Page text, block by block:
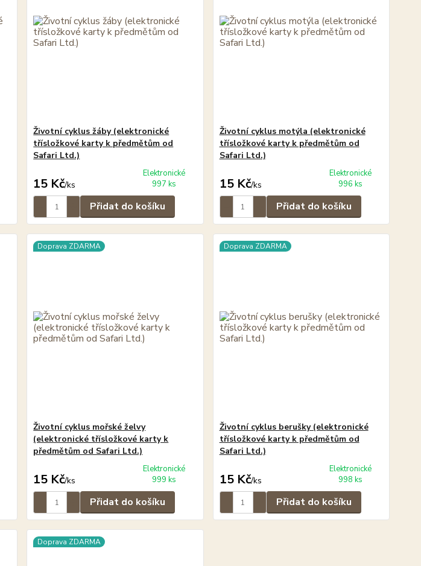
Životní cyklus žáby (elektronické
třísložkové karty k předmětům od
Safari Ltd.)
15 Kč/ks
Elektronické
997 ks
Přidat do košíku
Životní cyklus motýla (elektronické
třísložkové karty k předmětům od
Safari Ltd.)
15 Kč/ks
Elektronické
996 ks
Přidat do košíku
Doprava ZDARMA
Životní cyklus mořské želvy
(elektronické třísložkové karty k
předmětům od Safari Ltd.)
15 Kč/ks
Elektronické
999 ks
Přidat do košíku
Doprava ZDARMA
Životní cyklus berušky (elektronické
třísložkové karty k předmětům od
Safari Ltd.)
15 Kč/ks
Elektronické
998 ks
Přidat do košíku
Doprava ZDARMA